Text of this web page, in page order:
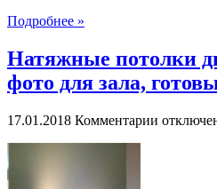
Подробнее »
Натяжные потолки
фото для зала,
17.01.2018 Комментарии к